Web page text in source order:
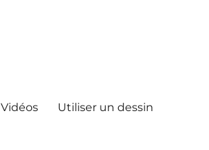
Vidéos Utiliser un dessin